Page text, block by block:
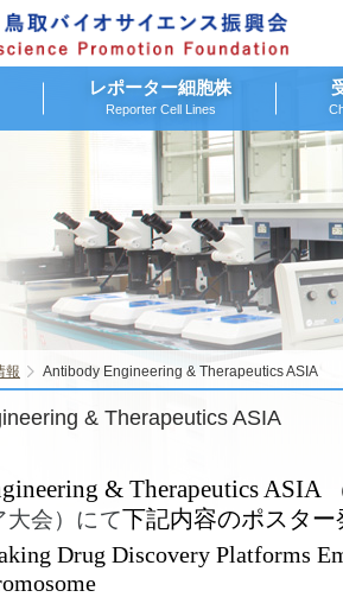
レポーター細胞株
Reporter Cell Lines
報 Antibody Engineering & Therapeutics ASIA
& Therapeutics ASIA
& Therapeutics ASIA
会） にて下記内容のポスタ
Drug Discovery Platforms